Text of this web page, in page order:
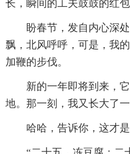
长，瞬间的工夫鼓鼓的红
盼春节，发自内心深处
飘，北风呼呼，可是，我
加鞭的步伐。
新的一年即将到来，它
地。那一刻，我又长大了
哈哈，告诉你，这才是